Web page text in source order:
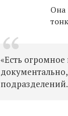
Она
«Есть